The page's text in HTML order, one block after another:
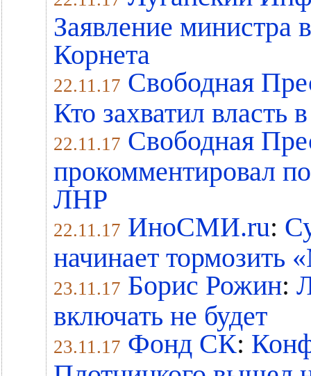
Заявление
Корнета
22.11.17 Свободная
Кто захватил власть
22.11.17 Свободная
прокомментировал
ЛНР
22.11.17 ИноСМИ.ru:
начинает тормозить
23.11.17 Борис Рожин:
включать не будет
23.11.17 Фонд СК: